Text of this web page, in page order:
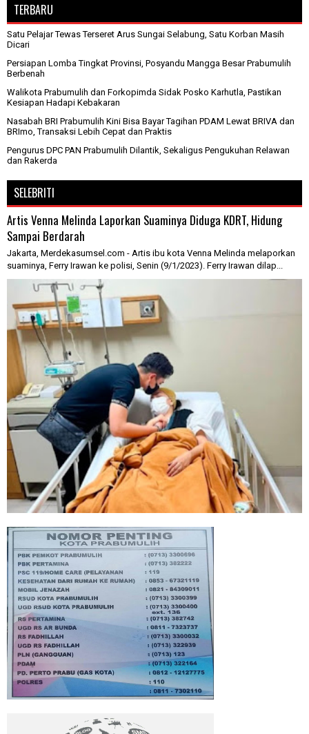
TERBARU
Satu Pelajar Tewas Terseret Arus Sungai Selabung, Satu Korban Masih
Dicari
Persiapan Lomba Tingkat Provinsi, Posyandu Mangga Besar Prabumulih
Berbenah
Walikota Prabumulih dan Forkopimda Sidak Posko Karhutla, Pastikan
Kesiapan Hadapi Kebakaran
Nasabah BRI Prabumulih Kini Bisa Bayar Tagihan PDAM Lewat BRIVA dan
BRImo, Transaksi Lebih Cepat dan Praktis
Pengurus DPC PAN Prabumulih Dilantik, Sekaligus Pengukuhan Relawan
dan Rakerda
SELEBRITI
Artis Venna Melinda Laporkan Suaminya Diduga KDRT, Hidung
Sampai Berdarah
Jakarta, Merdekasumsel.com - Artis ibu kota Venna Melinda melaporkan
suaminya, Ferry Irawan ke polisi, Senin (9/1/2023). Ferry Irawan dilap...